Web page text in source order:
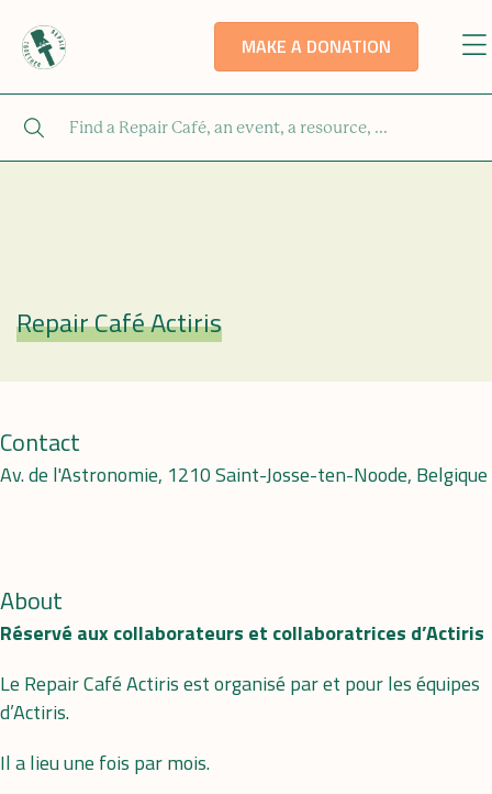
MAKE A DONATION
Repair Café
Repair Café Actiris
Contact
Av. de l'Astronomie, 1210 Saint-Josse-ten-Noode, Belgique
About
Réservé aux collaborateurs et collaboratrices d’Actiris
Le Repair Café Actiris est organisé par et pour les équipes
d’Actiris.
Il a lieu une fois par mois.